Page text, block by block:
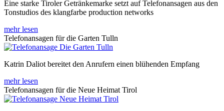
Eine starke Tiroler Getränkemarke setzt auf Telefonansagen aus den
Tonstudios des klangfarbe production networks
mehr lesen
Telefonansagen für die Garten Tulln
Katrin Daliot bereitet den Anrufern einen blühenden Empfang
mehr lesen
Telefonansagen für die Neue Heimat Tirol